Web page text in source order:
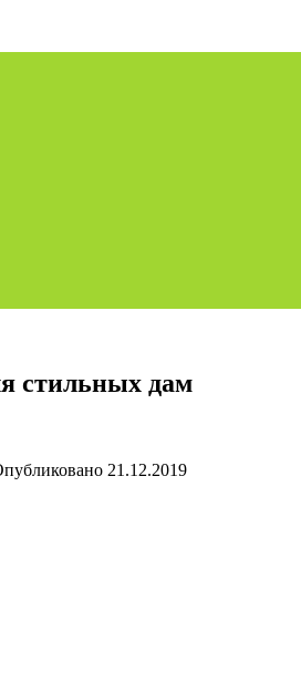
стильных дам
21.12.2019